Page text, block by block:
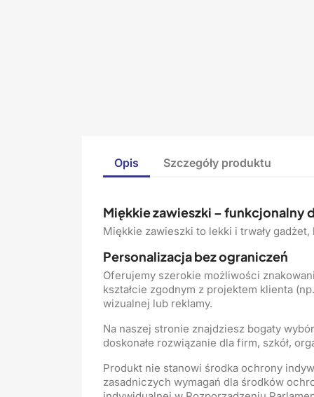
Opis Szczegóły produktu
Miękkie zawieszki – funkcjonalny
Miękkie zawieszki to lekki i trwały
Personalizacja bez ograniczeń
Oferujemy szerokie możliwości
kształcie zgodnym z projektem klienta
wizualnej lub reklamy.
Na naszej stronie znajdziesz bogaty
doskonałe rozwiązanie dla firm, szkół,
Produkt nie stanowi środka ochrony
zasadniczych wymagań dla środków